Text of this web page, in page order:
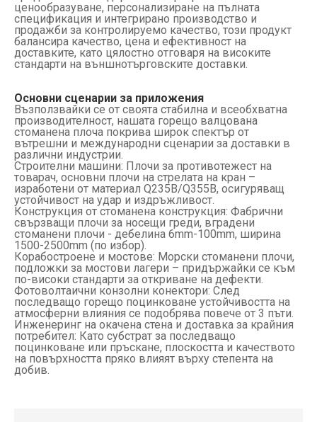
ценообразуване, персонализиране на пълната
спецификация и интегрирано производство и
продажби за контролируемо качество, този продукт
балансира качество, цена и ефективност на
доставките, като цялостно отговаря на високите
стандарти на външнотърговските доставки.
Основни сценарии за приложения
Възползвайки се от своята стабилна и всеобхватна
производителност, нашата горещо валцована
стоманена плоча покрива широк спектър от
вътрешни и международни сценарии за доставки в
различни индустрии.
Строителни машини: Плочи за противотежест на
товарач, основни плочи на стрелата на кран –
изработени от материал Q235B/Q355B, осигуряващ
устойчивост на удар и издръжливост.
Конструкция от стоманена конструкция: Фабрични
свързващи плочи за носещи греди, вградени
стоманени плочи - дебелина 6mm-100mm, ширина
1500-2500mm (по избор).
Корабостроене и мостове: Морски стоманени плочи,
подложки за мостови лагери – придържайки се към
по-високи стандарти за откриване на дефекти.
Фотоволтаични конзолни конектори: След
последващо горещо поцинковане устойчивостта на
атмосферни влияния се подобрява повече от 3 пъти.
Инженеринг на окачена стена и доставка за крайния
потребител: Като субстрат за последващо
поцинковане или пръскане, плоскостта и качеството
на повърхността пряко влияят върху степента на
добив.